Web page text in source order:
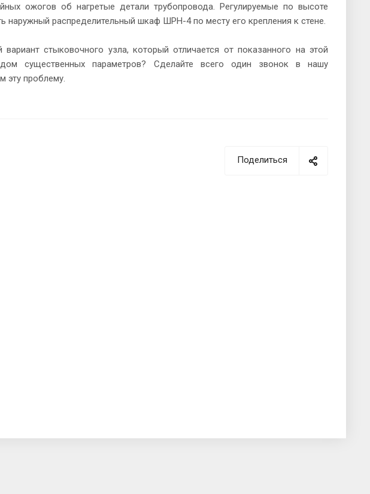
ожогов об нагретые детали трубопровода. Регулируемые по высоте
наружный распределительный шкаф ШРН-4 по месту его крепления к стене.
стыковочного узла, который отличается от показанного на этой
существенных параметров? Сделайте всего один звонок в нашу
эту проблему.
Поделиться